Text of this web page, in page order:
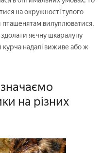
на окружності тупого
пташенятам вилуплюватися,
яєчну шкаралупу
курча надалі виживе або ж
на різних